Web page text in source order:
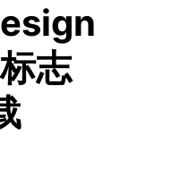
志